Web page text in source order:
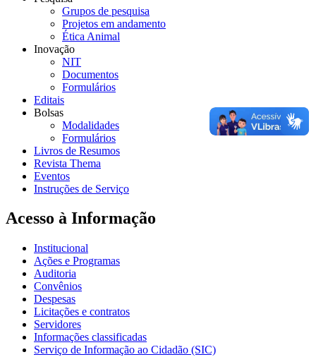
Grupos de pesquisa
Projetos em andamento
Ética Animal
Inovação
NIT
Documentos
Formulários
Editais
Bolsas
Modalidades
Formulários
Livros de Resumos
Revista Thema
Eventos
Instruções de Serviço
Acesso à Informação
Institucional
Ações e Programas
Auditoria
Convênios
Despesas
Licitações e contratos
Servidores
Informações classificadas
Serviço de Informação ao Cidadão (SIC)